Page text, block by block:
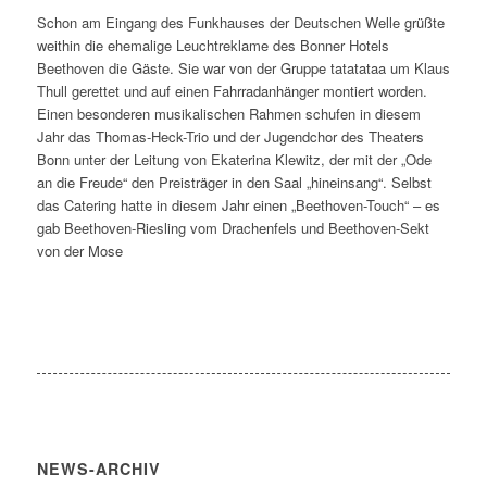
Schon am Eingang des Funkhauses der Deutschen Welle grüßte
weithin die ehemalige Leuchtreklame des Bonner Hotels
Beethoven die Gäste. Sie war von der Gruppe tatatataa um Klaus
Thull gerettet und auf einen Fahrradanhänger montiert worden.
Einen besonderen musikalischen Rahmen schufen in diesem
Jahr das Thomas-Heck-Trio und der Jugendchor des Theaters
Bonn unter der Leitung von Ekaterina Klewitz, der mit der „Ode
an die Freude“ den Preisträger in den Saal „hineinsang“. Selbst
das Catering hatte in diesem Jahr einen „Beethoven-Touch“ – es
gab Beethoven-Riesling vom Drachenfels und Beethoven-Sekt
von der Mose
NEWS-ARCHIV